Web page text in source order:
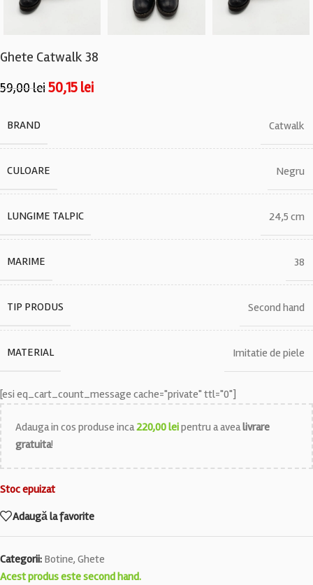
Ghete Catwalk 38
59,00lei50,15 lei
BRAND Catwalk
CULOARE Negru
LUNGIME TALPIC 24,5 cm
MARIME 38
TIP PRODUS Second hand
MATERIAL Imitatie de piele
[esi eq_cart_count_message cache="private" ttl="0"]
Adauga in cos produse inca220,00leipentru a avealivrare
gratuita!
Stoc epuizat
Adaugă la favorite
Categorii: Botine, Ghete
Acest produs este second hand.